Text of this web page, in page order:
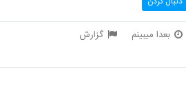
بعدا میبینم گزارش